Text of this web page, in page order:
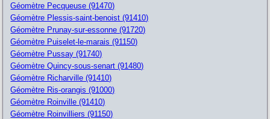
Géomètre Pecqueuse (91470)
Géomètre Plessis-saint-benoist (91410)
Géomètre Prunay-sur-essonne (91720)
Géomètre Puiselet-le-marais (91150)
Géomètre Pussay (91740)
Géomètre Quincy-sous-senart (91480)
Géomètre Richarville (91410)
Géomètre Ris-orangis (91000)
Géomètre Roinville (91410)
Géomètre Roinvilliers (91150)